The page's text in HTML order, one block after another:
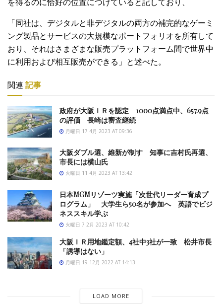
「同社は、デジタルと非デジタルの両方の補完的なゲーミ
ング製品とサービスの大規模なポートフォリオを所有して
おり、それはさまざまな販売プラットフォーム間で世界中
に利用および相互販売ができる」と述べた。
関連 記事
政府が大阪ＩＲを認定 1000点満点中、657.9点
の評価 長崎は審査継続
月曜日 17 4月 2023 AT 09:36
大阪ダブル選、維新が制す 知事に吉村氏再選、
市長には横山氏
火曜日 11 4月 2023 AT 13:42
日本MGMリゾーツ実施「次世代リーダー育成プ
ログラム」 大学生ら50名が参加へ 英語でビジ
ネススキル学ぶ
火曜日 7 2月 2023 AT 10:42
大阪ＩＲ用地鑑定額、4社中3社が一致 松井市長
「誘導はない」
月曜日 19 12月 2022 AT 14:13
LOAD MORE